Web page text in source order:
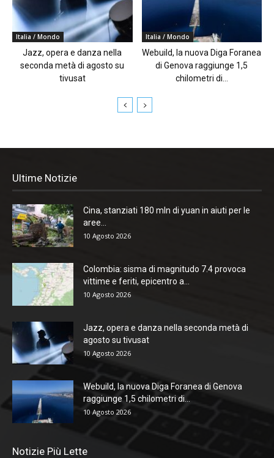
Italia / Mondo
Jazz, opera e danza nella
seconda metà di agosto su
tivusat
Italia / Mondo
Webuild, la nuova Diga Foranea
di Genova raggiunge 1,5
chilometri di...
Ultime Notizie
Cina, stanziati 180 mln di yuan in aiuti per le
aree...
10 Agosto 2026
Colombia: sisma di magnitudo 7.4 provoca
vittime e feriti, epicentro a...
10 Agosto 2026
Jazz, opera e danza nella seconda metà di
agosto su tivusat
10 Agosto 2026
Webuild, la nuova Diga Foranea di Genova
raggiunge 1,5 chilometri di...
10 Agosto 2026
Notizie Più Lette